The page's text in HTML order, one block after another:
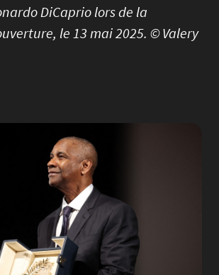
DiCaprio lors de la
le 13 mai 2025. © Valery